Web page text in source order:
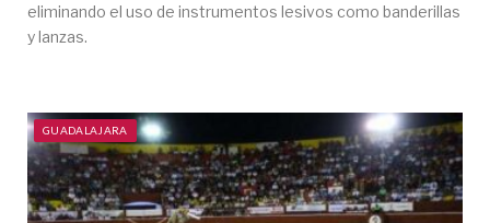
eliminando el uso de instrumentos lesivos como banderillas
y lanzas.
GUADALAJARA